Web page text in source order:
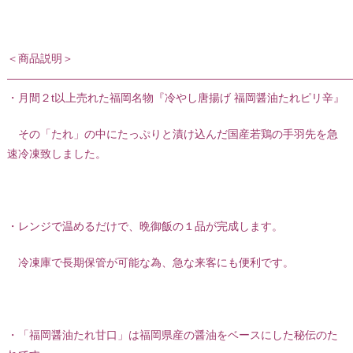
＜商品説明＞
・月間２t以上売れた福岡名物『冷やし唐揚げ 福岡醤油たれピリ辛』
その「たれ」の中にたっぷりと漬け込んだ国産若鶏の手羽先を急
速冷凍致しました。
・レンジで温めるだけで、晩御飯の１品が完成します。
冷凍庫で長期保管が可能な為、急な来客にも便利です。
・「福岡醤油たれ甘口」は福岡県産の醤油をベースにした秘伝のた